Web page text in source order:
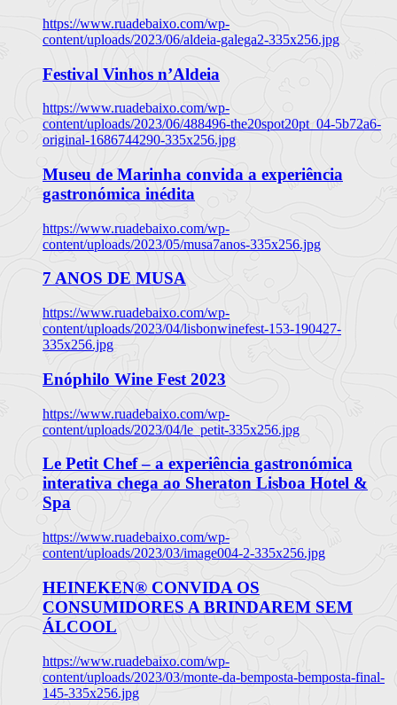
https://www.ruadebaixo.com/wp-
content/uploads/2023/06/aldeia-galega2-335x256.jpg
Festival Vinhos n’Aldeia
https://www.ruadebaixo.com/wp-
content/uploads/2023/06/488496-the20spot20pt_04-5b72a6-
original-1686744290-335x256.jpg
Museu de Marinha convida a experiência
gastronómica inédita
https://www.ruadebaixo.com/wp-
content/uploads/2023/05/musa7anos-335x256.jpg
7 ANOS DE MUSA
https://www.ruadebaixo.com/wp-
content/uploads/2023/04/lisbonwinefest-153-190427-
335x256.jpg
Enóphilo Wine Fest 2023
https://www.ruadebaixo.com/wp-
content/uploads/2023/04/le_petit-335x256.jpg
Le Petit Chef – a experiência gastronómica
interativa chega ao Sheraton Lisboa Hotel &
Spa
https://www.ruadebaixo.com/wp-
content/uploads/2023/03/image004-2-335x256.jpg
HEINEKEN® CONVIDA OS
CONSUMIDORES A BRINDAREM SEM
ÁLCOOL
https://www.ruadebaixo.com/wp-
content/uploads/2023/03/monte-da-bemposta-bemposta-final-
145-335x256.jpg